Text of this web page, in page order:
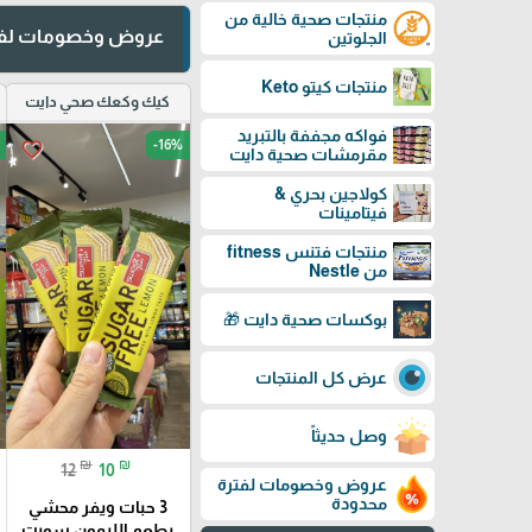
منتجات صحية خالية من
الجلوتين
منتجات كيتو Keto
فواكه مجففة بالتبريد
مقرمشات صحية دايت
كولاجين بحري &
فيتامينات
منتجات فتنس fitness
من Nestle
بوكسات صحية دايت 🎁
عرض كل المنتجات
وصل حديثاً
عروض وخصومات لفترة
محدودة
عروض وخصومات
كيك وكعك صحي دايت
favorite_border -16%
12 ₪ 10 ₪
3 حبات ويفر محشي